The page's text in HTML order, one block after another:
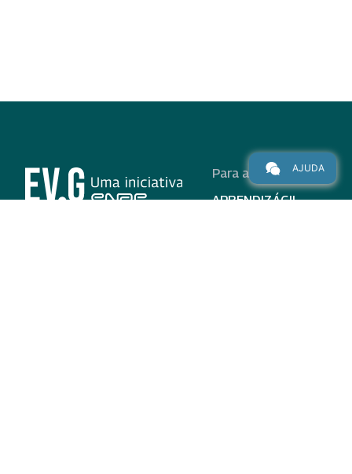
Para alunos
APRENDIZÁGIL
AJUDA